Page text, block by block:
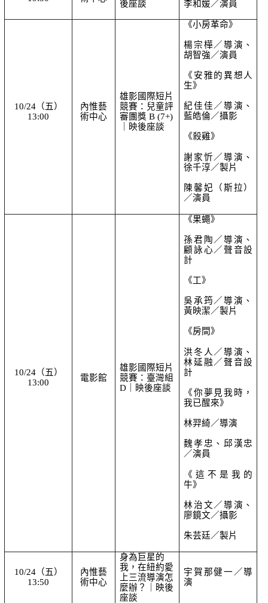
後座談 李和媛／演員
10/24（五）
13:00
內惟藝
術中心
雄影國際短片
競賽：兒童評
審團獎 B (7+)
｜映後座談
《小房革命》
楊宗樺／導演、
胡智強／演員
《安雅的異想人
生》
紀佳佳／導演、
藍皓倫／攝影
《殺雞》
謝家忻／導演、
徐千淳／製片
陳馨妃（斯拉）
／演員
10/24（五）
13:00
電影館
雄影國際短片
競賽：臺灣組
D｜映後座談
《果蠅》
孫君陶／導演、
顧詠心／聲音設
計
《工》
吳承筠／導演、
黃映潔／製片
《房間》
洪冬人／導演、
林延融／聲音設
計
《你夢見我時，
我已醒來》
林羿綺／導演
魏孝忠 、邱漢忠
／演員
《這不是我的
牛》
林治文／導演、
廖鏡文／攝影
朱芸廷／製片
10/24（五）
13:50
內惟藝
術中心
身為巨星的
我，在紐約愛
上三流導演怎
麼辦？｜映後
座談
宇賀那健一／導
演